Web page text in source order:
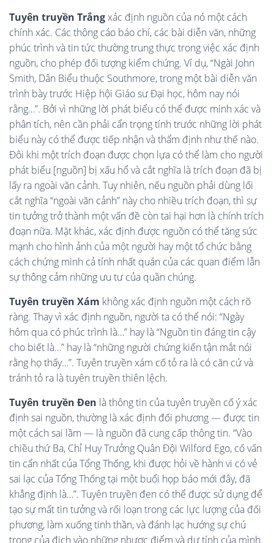
Tuyên truyền Trắngxác định nguồn của nó một cách
chính xác. Các thông cáo báo chí, các bài diễn văn, những
phúc trình và tin tức thường trung thực trong việc xác định
nguồn, cho phép đối tượng kiểm chứng. Ví dụ, “Ngài John
Smith, Dân Biểu thuộc Southmore, trong một bài diễn văn
trình bày trước Hiệp hội Giáo sư Đại học, hôm nay nói
rằng…”. Bởi vì những lời phát biểu có thể được minh xác và
phân tích, nên cần phải cẩn trọng tính trước những lời phát
biểu này có thể được tiếp nhận và thẩm định như thế nào.
Đôi khi một trích đoạn được chọn lựa có thể làm cho người
phát biểu [nguồn] bị xấu hổ và cắt nghĩa là trích đoạn đã bị
lấy ra ngoài văn cảnh. Tuy nhiên, nếu nguồn phải dùng lối
cắt nghĩa “ngoài văn cảnh” này cho nhiều trích đoạn, thì sự
tin tưởng trở thành một vấn đề còn tai hại hơn là chính trích
đoạn nữa. Mặt khác, xác định được nguồn có thể tăng sức
mạnh cho hình ảnh của một người hay một tổ chức bằng
cách chứng minh cả tính nhất quán của các quan điểm lẫn
sự thông cảm những ưu tư của quần chúng.
Tuyên truyền Xám không xác định nguồn một cách rõ
ràng. Thay vì xác định nguồn, người ta có thể nói: “Ngày
hôm qua có phúc trình là…” hay là “Nguồn tin đáng tin cậy
cho biết là…” hay là “những người chứng kiến tận mắt nói
rằng họ thấy…”. Tuyên truyền xám cố tỏ ra là có căn cứ và
tránh tỏ ra là tuyên truyền thiên lệch.
Tuyên truyền Đen là thông tin của tuyên truyền cố ý xác
định sai nguồn, thường là xác định đối phương — được tin
một cách sai lầm — là nguồn đã cung cấp thông tin. “Vào
chiều thứ Ba, Chỉ Huy Trưởng Quân Đội Wilford Ego, cố vấn
tin cẩn nhất của Tổng Thống, khi được hỏi về hành vi có vẻ
sai lạc của Tổng Thống tại một buổi họp báo mới đây, đã
khẳng định là…”. Tuyên truyền đen có thể được sử dụng để
tạo sự mất tin tưởng và rối loạn trong các lực lượng của đối
phương, làm xuống tinh thần, và đánh lạc hướng sự chú
trọng của địch vào những nhược điểm và dự tính của mình.